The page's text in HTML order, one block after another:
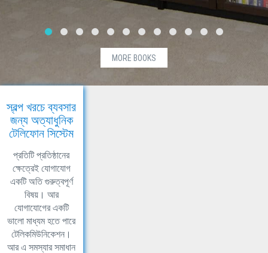
MORE BOOKS
স্বল্প খরচে ব্যবসার
জন্য অত্যাধুনিক
টেলিফোন সিস্টেম
প্রতিটি প্রতিষ্ঠানের
ক্ষেত্রেই যোগাযোগ
একটি অতি গুরুত্বপূর্ণ
বিষয়। আর
যোগাযোগের একটি
ভালো মাধ্যম হতে পারে
টেলিকমিউনিকেশন।
আর এ সমস্যার সমাধান